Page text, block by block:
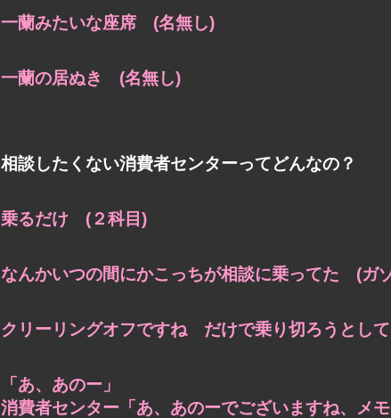
一蘭みたいな座席 (名無し)
一蘭の居ぬき (名無し)
相談したくない消費者センターってどんなの？
乗るだけ (２科目)
なんかいつの間にかこっちが相談に乗ってた (ガ
クリーリングオフですね だけで乗り切ろうとし
「あ、あのー」
消費者センター「あ、あのーでございますね、メ